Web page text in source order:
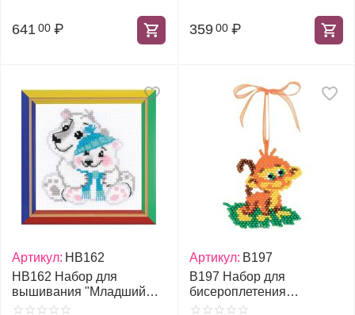
641 00 ₽ 359 00 ₽
Артикул: НВ162
НВ162 Набор для
вышивания "Младший
брат"
Артикул: В197
В197 Набор для
бисероплетения
"Лимпопо"